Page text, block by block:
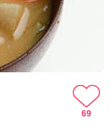
69